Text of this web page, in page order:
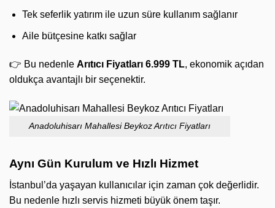
Tek seferlik yatırım ile uzun süre kullanım sağlanır
Aile bütçesine katkı sağlar
👉 Bu nedenle Arıtıcı Fiyatları 6.999 TL, ekonomik açıdan
oldukça avantajlı bir seçenektir.
Anadoluhisarı Mahallesi Beykoz Arıtıcı Fiyatları
Aynı Gün Kurulum ve Hızlı Hizmet
İstanbul’da yaşayan kullanıcılar için zaman çok değerlidir.
Bu nedenle hızlı servis hizmeti büyük önem taşır.